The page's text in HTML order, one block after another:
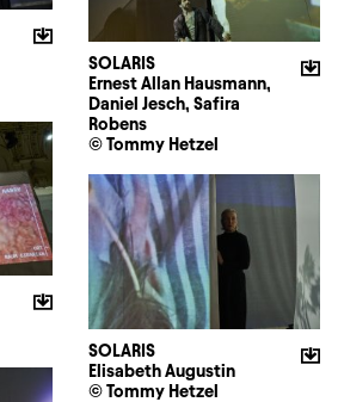
SOLARIS
Ernest Allan Hausmann,
Daniel Jesch, Safira
Robens
© Tommy Hetzel
SOLARIS
Elisabeth Augustin
© Tommy Hetzel